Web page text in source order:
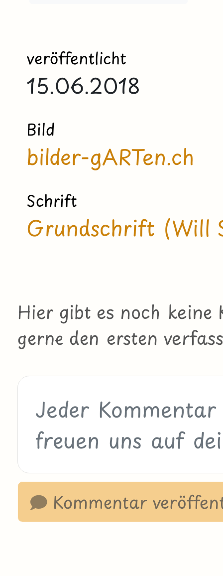
veröffentlicht
15.06.2018
Bild
bilder-gARTen.ch
Schrift
Grundschrift (Will
Hier gibt es noch keine
gerne den ersten
Kommentar